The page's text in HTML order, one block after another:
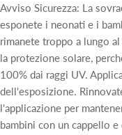
Avviso Sicurezza: La
esponete i neonati e i
rimanete troppo a lungo
la protezione solare,
100% dai raggi UV.
dell'esposizione.
l'applicazione per
bambini con un cappello